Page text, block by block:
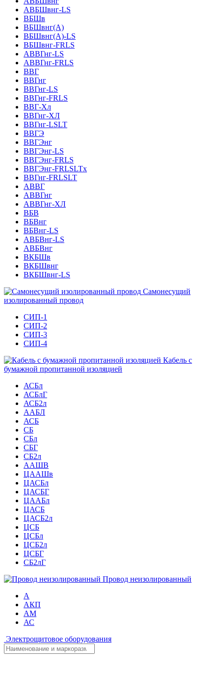
АВБШвнг-LS
ВБШв
ВБШвнг(A)
ВБШвнг(А)-LS
ВБШвнг-FRLS
АВВГнг-LS
АВВГнг-FRLS
ВВГ
ВВГнг
ВВГнг-LS
ВВГнг-FRLS
ВВГ-Хл
ВВГнг-ХЛ
ВВГнг-LSLT
ВВГЭ
ВВГЭнг
ВВГЭнг-LS
ВВГЭнг-FRLS
ВВГЭнг-FRLSLTх
ВВГнг-FRLSLT
АВВГ
АВВГнг
АВВГнг-ХЛ
ВБВ
ВБВнг
ВБВнг-LS
АВБВнг-LS
АВБВнг
ВКБШв
ВКБШвнг
ВКБШвнг-LS
Самонесущий
изолированный провод
СИП-1
СИП-2
СИП-3
СИП-4
Кабель с
бумажной пропитанной изоляцией
АСБл
АСБлГ
АСБ2л
ААБЛ
АСБ
СБ
СБл
СБГ
СБ2л
ААШВ
ЦААШв
ЦАСБл
ЦАСБГ
ЦААБл
ЦАСБ
ЦАСБ2л
ЦСБ
ЦСБл
ЦСБ2л
ЦСБГ
СБ2лГ
Провод неизолированный
А
АКП
АМ
АС
Электрощитовое оборудования